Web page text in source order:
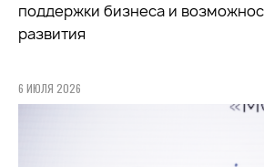
поддержки бизнеса и
развития
6 ИЮЛЯ 2026